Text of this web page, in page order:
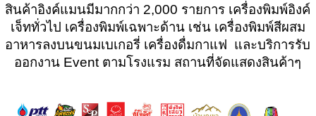
สินค้าอิงค์แมนมีมากกว่า 2,000 รายการ เครื่องพิมพ์อิงค์
เจ็ททั่วไป เครื่องพิมพ์เฉพาะด้าน เช่น เครื่องพิมพ์สีผสม
อาหารลงบนขนมเบเกอรี่ เครื่องดื่มกาแฟ  และบริการรับ
ออกงาน Event ตามโรงแรม สถานที่จัดแสดงสินค้าๆ